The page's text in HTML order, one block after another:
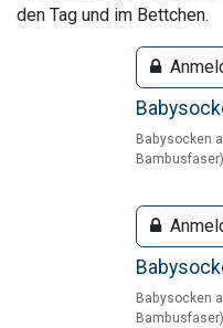
den Tag und im Bettchen.
Babysocken
Babysocken